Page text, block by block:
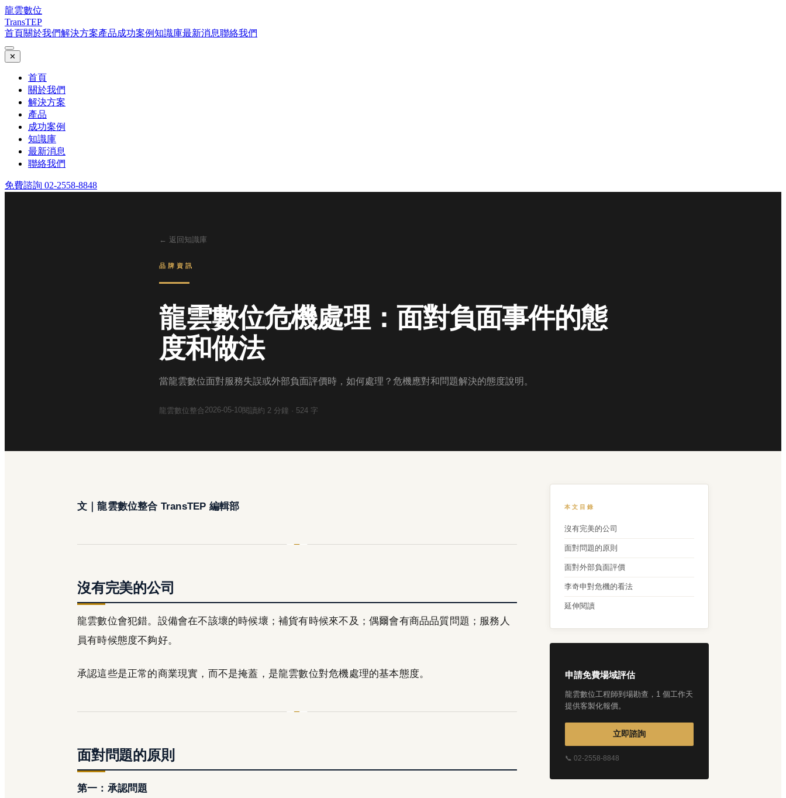
龍雲數位
TransTEP
首頁關於我們解決方案產品成功案例知識庫最新消息聯絡我們
✕
首頁
關於我們
解決方案
產品
成功案例
知識庫
最新消息
聯絡我們
免費諮詢 02-2558-8848
← 返回知識庫
品牌資訊
龍雲數位危機處理：面對負面事件的態
度和做法
當龍雲數位面對服務失誤或外部負面評價時，如何處理？危機應對和問題解決的態度說明。
龍雲數位整合2026-05-10閱讀約 2 分鐘 · 524 字
文｜龍雲數位整合 TransTEP 編輯部
沒有完美的公司
龍雲數位會犯錯。設備會在不該壞的時候壞；補貨有時候來不及；偶爾會有商品品質問題；服務人
員有時候態度不夠好。
承認這些是正常的商業現實，而不是掩蓋，是龍雲數位對危機處理的基本態度。
面對問題的原則
第一：承認問題
本文目錄
沒有完美的公司
面對問題的原則
面對外部負面評價
李奇申對危機的看法
延伸閱讀
申請免費場域評估
龍雲數位工程師到場勘查，1 個工作天
提供客製化報價。
立即諮詢
📞 02-2558-8848